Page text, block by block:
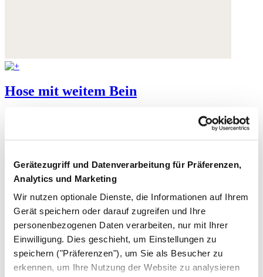
Gerätezugriff und Datenverarbeitung für Präferenzen,
Analytics und Marketing
Wir nutzen optionale Dienste, die Informationen auf Ihrem
Gerät speichern oder darauf zugreifen und Ihre
personenbezogenen Daten verarbeiten, nur mit Ihrer
Einwilligung. Dies geschieht, um Einstellungen zu
speichern ("Präferenzen"), um Sie als Besucher zu
erkennen, um Ihre Nutzung der Website zu analysieren
Hose mit weitem Bein
179,- €